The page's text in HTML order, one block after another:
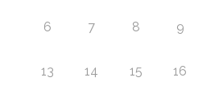
6 7 8 9
13 14 15 16